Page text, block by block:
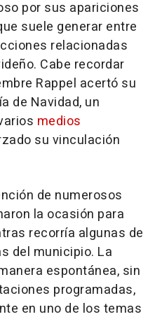
por sus apariciones
suele generar entre
relacionadas
Cabe recordar
Rappel acertó su
de Navidad, un
medios
su vinculación
de numerosos
la ocasión para
recorría algunas de
del municipio. La
espontánea, sin
programadas,
en uno de los temas